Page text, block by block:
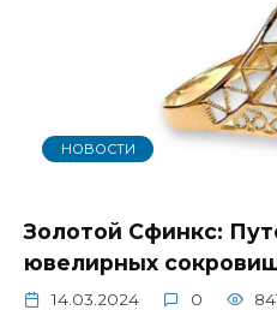
НОВОСТИ
Золотой Сфинкс:
ювелирных
14.03.2024 0